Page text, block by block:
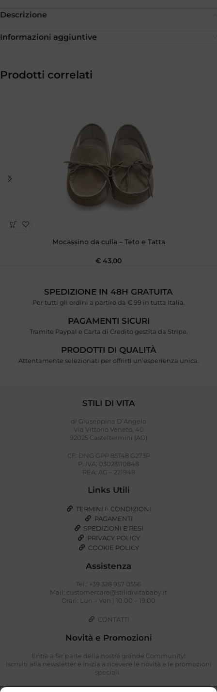
Descrizione
Informazioni aggiuntive
Prodotti correlati
Mocassino da culla – Teto e Tatta
€ 43,00
SPEDIZIONE IN 48H GRATUITA
Per tutti gli ordini a partire da € 99 in tutta Italia.
PAGAMENTI SICURI
Tramite Paypal e Carta di Credito gestita da Stripe.
PRODOTTI DI QUALITÀ
Attentamente selezionati per offrirti un’esperienza unica.
STILI DI VITA
di Giuseppina D’Angelo
Via Vittorio Veneto, 40
92025 Casteltermini (AG)
CF: DNG GPP 85T48 G273P
P. IVA: 03023110848
REA: AG – 221948
Links Utili
TERMINI E CONDIZIONI
PAGAMENTI
SPEDIZIONI E RESI
PRIVACY POLICY
COOKIE POLICY
Assistenza
Tel.: +39 328 957 0556
Mail: customercare@stilidivitababy.it
Orari: Lun – Ven | 10.00 – 19.00
CONTATTI
Novità e Promozioni
Entra a far parte della nostra grande Community!
Iscriviti alla newsletter e inizia a ricevere le novità e le promozioni
speciali.